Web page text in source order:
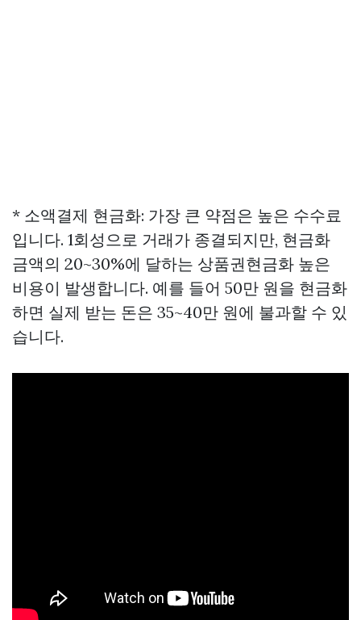
* 소액결제 현금화: 가장 큰 약점은 높은 수수료
입니다. 1회성으로 거래가 종결되지만, 현금화
금액의 20~30%에 달하는 상품권현금화 높은
비용이 발생합니다. 예를 들어 50만 원을 현금화
하면 실제 받는 돈은 35~40만 원에 불과할 수 있
습니다.